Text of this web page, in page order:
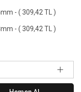
- ( 309,42 TL )
- ( 309,42 TL )